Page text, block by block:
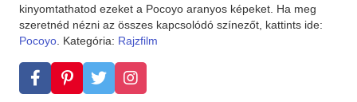
kinyomtathatod ezeket a Pocoyo aranyos képeket. Ha meg
szeretnéd nézni az összes kapcsolódó színezőt, kattints ide:
Pocoyo. Kategória: Rajzfilm